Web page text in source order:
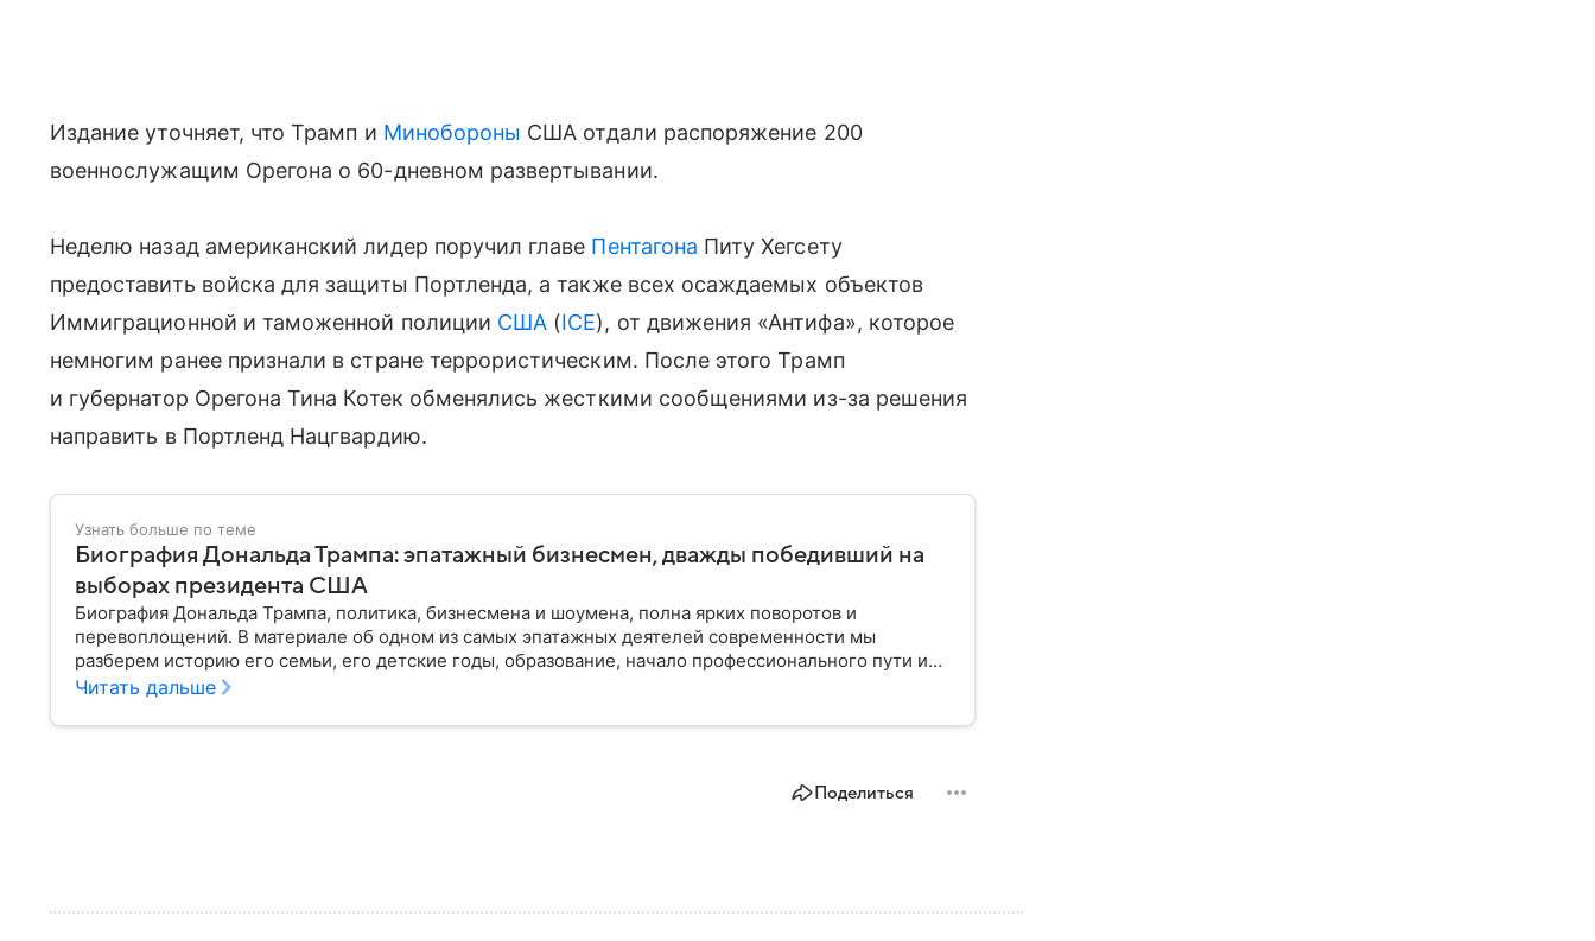
Издание уточняет, что Трамп и Минобороны США отдали распоряжение 200
военнослужащим Орегона о 60-дневном развертывании.
Неделю назад американский лидер поручил главе Пентагона Питу Хегсету
предоставить войска для защиты Портленда, а также всех осаждаемых объектов
Иммиграционной и таможенной полиции США (ICE), от движения «Антифа», которое
немногим ранее признали в стране террористическим. После этого Трамп
и губернатор Орегона Тина Котек обменялись жесткими сообщениями из-за решения
направить в Портленд Нацгвардию.
Узнать больше по теме
Биография Дональда Трампа: эпатажный бизнесмен, дважды победивший на
выборах президента США
Биография Дональда Трампа, политика, бизнесмена и шоумена, полна ярких поворотов и
перевоплощений. В материале об одном из самых эпатажных деятелей современности мы
разберем историю его семьи, его детские годы, образование, начало профессионального пути и
политической карьеры.
Читать дальше
Поделиться